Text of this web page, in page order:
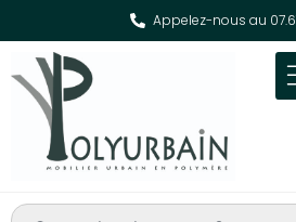
Appelez-nous au